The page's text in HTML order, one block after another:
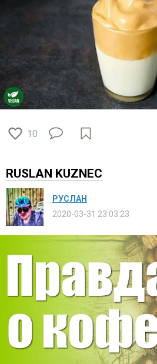
10
RUSLAN KUZNEC
РУСЛАН
2020-03-31 23:03:23